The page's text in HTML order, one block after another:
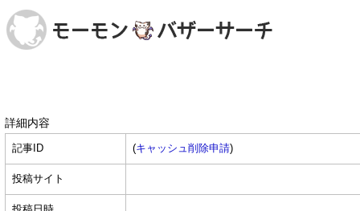
詳細内容
記事ID (キャッシュ削除申請)
投稿サイト